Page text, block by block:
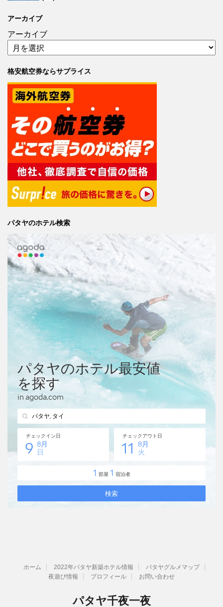
アーカイブ
アーカイブ
格安航空券ならサプライス
パタヤのホテル検索
ホーム 2022年パタヤ新築ホテル情報
パタヤグルメマップ
夜遊び情報
プロフィール お問い合わせ
パタヤ千夜一夜